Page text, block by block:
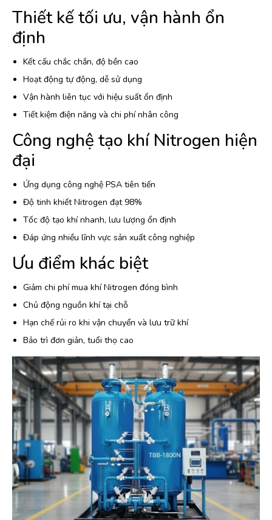
Thiết kế tối ưu, vận hành ổn
định
Kết cấu chắc chắn, độ bền cao
Hoạt động tự động, dễ sử dụng
Vận hành liên tục với hiệu suất ổn định
Tiết kiệm điện năng và chi phí nhân công
Công nghệ tạo khí Nitrogen hiện
đại
Ứng dụng công nghệ PSA tiên tiến
Độ tinh khiết Nitrogen đạt 98%
Tốc độ tạo khí nhanh, lưu lượng ổn định
Đáp ứng nhiều lĩnh vực sản xuất công nghiệp
Ưu điểm khác biệt
Giảm chi phí mua khí Nitrogen đóng bình
Chủ động nguồn khí tại chỗ
Hạn chế rủi ro khi vận chuyển và lưu trữ khí
Bảo trì đơn giản, tuổi thọ cao